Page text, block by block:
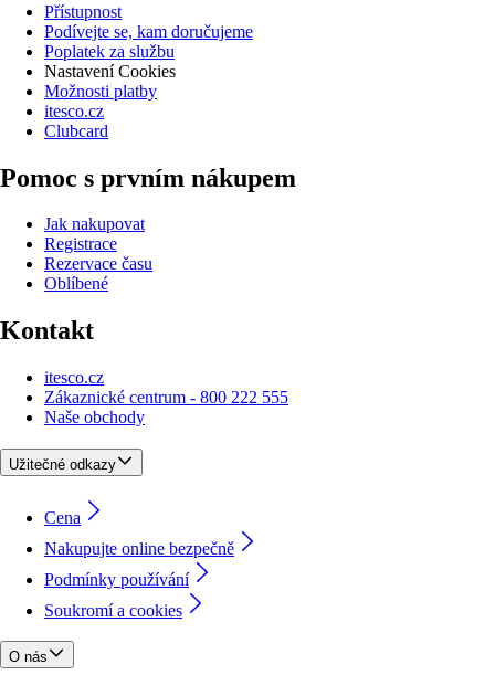
Přístupnost
Podívejte se, kam doručujeme
Poplatek za službu
Nastavení Cookies
Možnosti platby
itesco.cz
Clubcard
Pomoc s prvním nákupem
Jak nakupovat
Registrace
Rezervace času
Oblíbené
Kontakt
itesco.cz
Zákaznické centrum - 800 222 555
Naše obchody
Užitečné odkazy
Cena
Nakupujte online bezpečně
Podmínky používání
Soukromí a cookies
O nás